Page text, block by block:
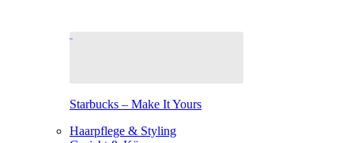
Starbucks – Make It Yours
Haarpflege & Styling